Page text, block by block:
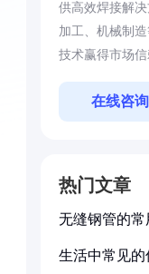
供高效焊接解
加工、机械制
技术赢得市场信
在线咨询
热门文章
无缝钢管的
生活中常见